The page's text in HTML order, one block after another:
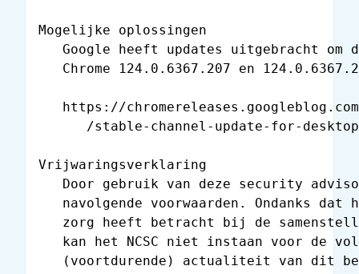
Mogelijke oplossingen
Google heeft updates uitgebracht om
Chrome 124.0.6367.207 en
https://
/stable-channel-update-for-
Vrijwaringsverklaring
Door gebruik van deze security
navolgende voorwaarden. Ondanks dat
zorg heeft betracht bij de
kan het NCSC niet instaan voor de
(voortdurende) actualiteit van dit